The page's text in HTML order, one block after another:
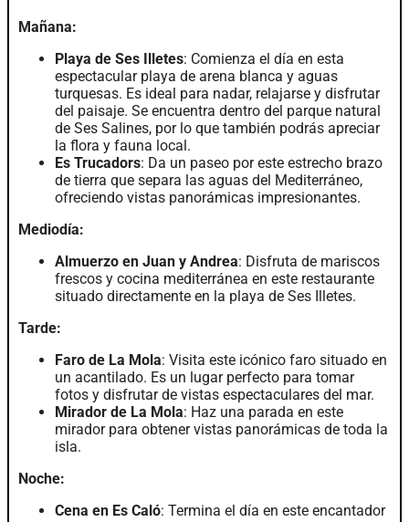
Mañana:
Playa de Ses Illetes: Comienza el día en esta
espectacular playa de arena blanca y aguas
turquesas. Es ideal para nadar, relajarse y disfrutar
del paisaje. Se encuentra dentro del parque natural
de Ses Salines, por lo que también podrás apreciar
la flora y fauna local.
Es Trucadors: Da un paseo por este estrecho brazo
de tierra que separa las aguas del Mediterráneo,
ofreciendo vistas panorámicas impresionantes.
Mediodía:
Almuerzo en Juan y Andrea: Disfruta de mariscos
frescos y cocina mediterránea en este restaurante
situado directamente en la playa de Ses Illetes.
Tarde:
Faro de La Mola: Visita este icónico faro situado en
un acantilado. Es un lugar perfecto para tomar
fotos y disfrutar de vistas espectaculares del mar.
Mirador de La Mola: Haz una parada en este
mirador para obtener vistas panorámicas de toda la
isla.
Noche:
Cena en Es Caló: Termina el día en este encantador